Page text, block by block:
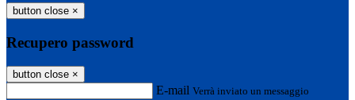
button close ×
Recupero password
button close ×
E-mail Verrà inviato un messaggio